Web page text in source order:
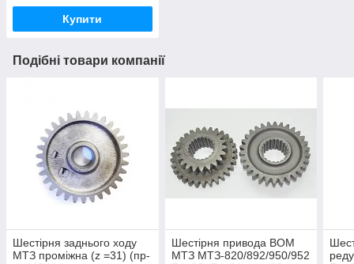
Купити
Подібні товари компанії
Шестірня заднього ходу
МТЗ проміжна (z =31) (пр-
Шестірня привода ВОМ
МТЗ МТЗ-820/892/950/952